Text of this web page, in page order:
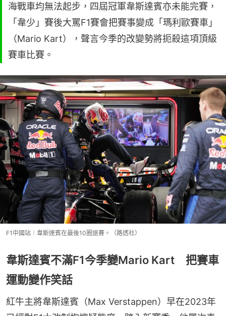
海戰車均無法起步，四屆冠軍韋斯達賓亦未能完賽，
「韋少」賽後大罵F1賽會把賽事變成「瑪利歐賽車」
（Mario Kart），聲言今季的改變勢將扼殺這項頂級
賽車比賽。
F1中國站︱韋斯達賓在最後10圈退賽。（路透社）
韋斯達賓不滿F1今季變Mario Kart 把賽車
運動變作笑話
紅牛主將韋斯達賓（Max Verstappen）早在2023年